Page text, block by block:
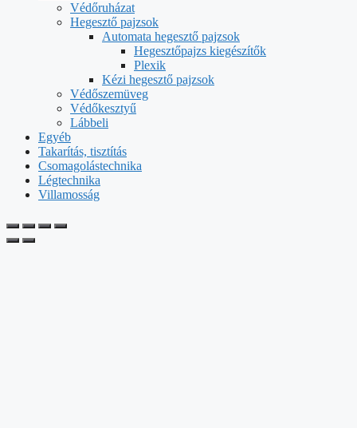
Védőruházat
Hegesztő pajzsok
Automata hegesztő pajzsok
Hegesztőpajzs kiegészítők
Plexik
Kézi hegesztő pajzsok
Védőszemüveg
Védőkesztyű
Lábbeli
Egyéb
Takarítás, tisztítás
Csomagolástechnika
Légtechnika
Villamosság